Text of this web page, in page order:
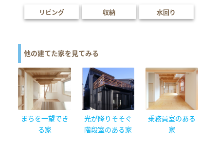
リビング 収納 水回り
他の建てた家を見てみる
まちを一望でき
る家
光が降りそそぐ
階段室のある家
乗務員室のある
家